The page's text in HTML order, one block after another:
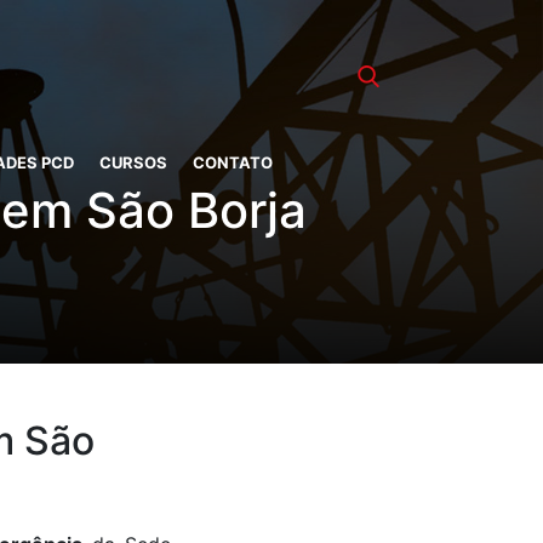
PCD CURSOS CONTATO
São Borja
São